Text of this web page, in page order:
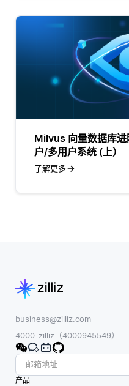
Milvus 向量数据库进
户/多用户系统 (上）
了解更多
business@zilliz.com
4000-zilliz（4000945549）
产品